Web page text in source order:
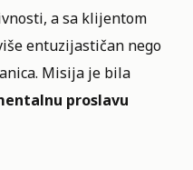
a sa klijentom
entuzijastičan nego
Misija je bila
proslavu